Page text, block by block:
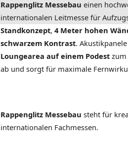
Rappenglitz Messebau einen
internationalen Leitmesse für
Standkonzept, 4 Meter hohen
schwarzem Kontrast.
Loungearea auf einem Podest zum
ab und sorgt für maximale
Rappenglitz Messebau steht für
internationalen Fachmessen.